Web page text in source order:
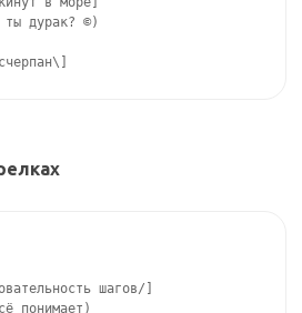
дурак? ©)
шагов/]
понимает)